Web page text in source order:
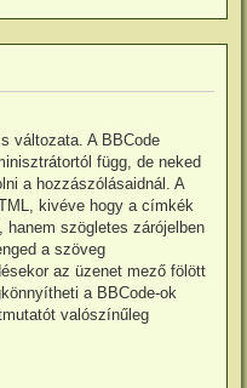
változata. A BBCode
függ, de neked
a hozzászólásaidnál. A
kivéve hogy a címkék
hanem szögletes zárójelben
a szöveg
az üzenet mező fölött
a BBCode-ok
valószínűleg